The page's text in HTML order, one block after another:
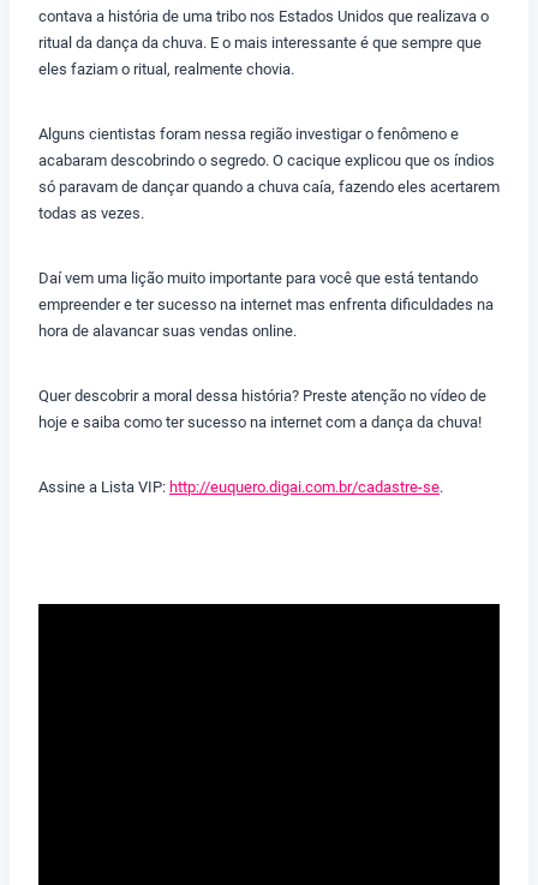
contava a história de uma tribo nos Estados Unidos que realizava o
ritual da dança da chuva. E o mais interessante é que sempre que
eles faziam o ritual, realmente chovia.
Alguns cientistas foram nessa região investigar o fenômeno e
acabaram descobrindo o segredo. O cacique explicou que os índios
só paravam de dançar quando a chuva caía, fazendo eles acertarem
todas as vezes.
Daí vem uma lição muito importante para você que está tentando
empreender e ter sucesso na internet mas enfrenta dificuldades na
hora de alavancar suas vendas online.
Quer descobrir a moral dessa história? Preste atenção no vídeo de
hoje e saiba como ter sucesso na internet com a dança da chuva!
Assine a Lista VIP: http://euquero.digai.com.br/cadastre-se.